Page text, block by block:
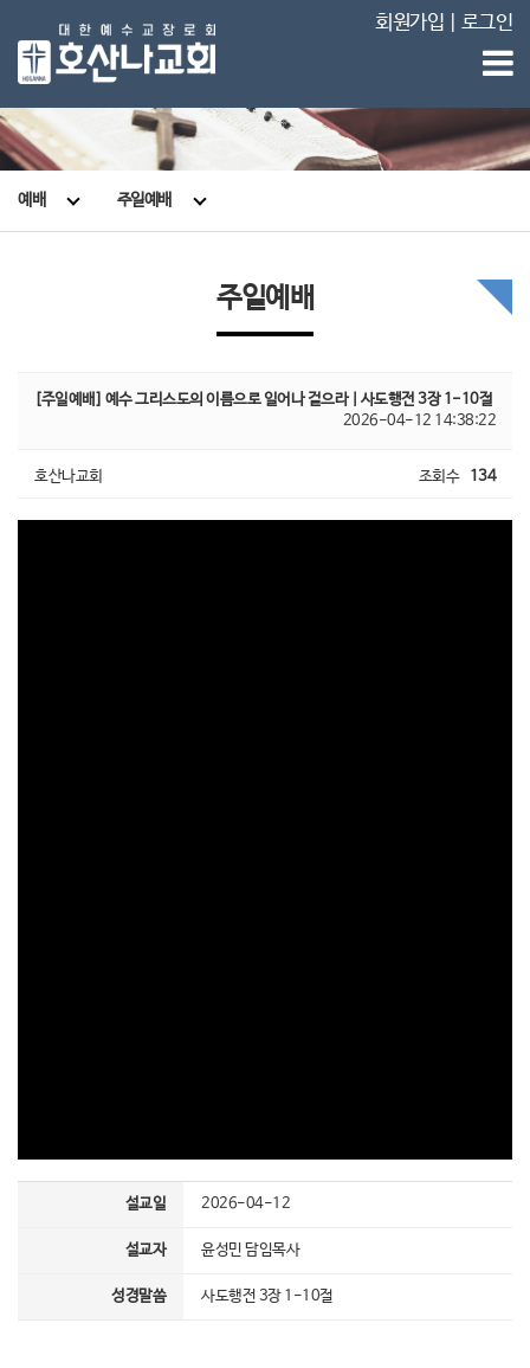
회원가입 로그인
예배 주일예배
주일예배
[주일예배] 예수 그리스도의 이름으로 일어나 걸으라 | 사도행전 3장 1-10절
2026-04-12 14:38:22
호산나교회 조회수 134
설교일 2026-04-12
설교자 윤성민 담임목사
성경말씀 사도행전 3장 1-10절